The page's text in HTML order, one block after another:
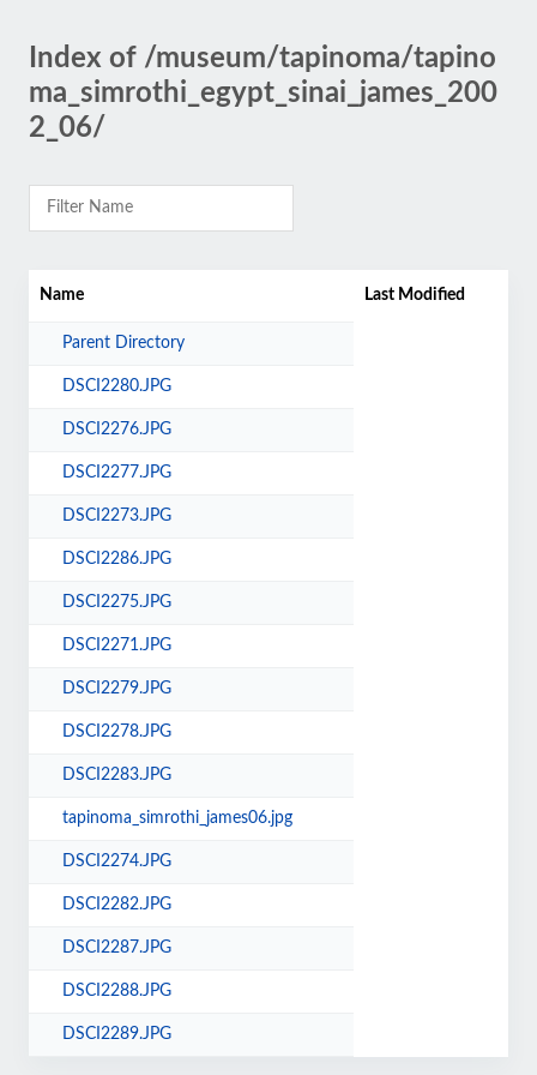
Index of /museum/tapinoma/tapino
ma_simrothi_egypt_sinai_james_200
2_06/
Name Last Modified
Parent Directory
DSCI2280.JPG
DSCI2276.JPG
DSCI2277.JPG
DSCI2273.JPG
DSCI2286.JPG
DSCI2275.JPG
DSCI2271.JPG
DSCI2279.JPG
DSCI2278.JPG
DSCI2283.JPG
tapinoma_simrothi_james06.jpg
DSCI2274.JPG
DSCI2282.JPG
DSCI2287.JPG
DSCI2288.JPG
DSCI2289.JPG